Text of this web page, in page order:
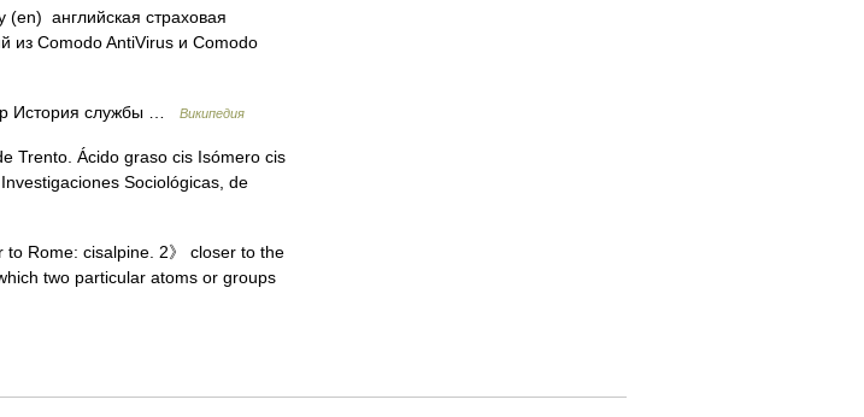
английская страховая
из Comodo AntiVirus и Comodo
История службы … Википедия
Trento. Ácido graso cis Isómero cis
Sociológicas, de
Rome: cisalpine. 2》 closer to the
two particular atoms or groups